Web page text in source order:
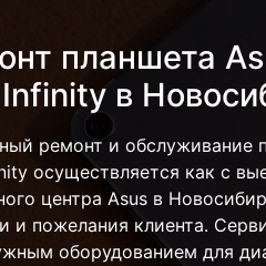
планшета
в
ремонт и обслуживание
осуществляется как с
центра Asus в
и пожелания клиента.
оборудованием для